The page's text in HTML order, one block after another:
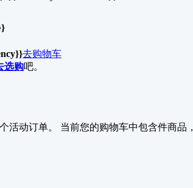
去购物车
选购吧。
个活动订单。 当前您的购物车中包含件商品，